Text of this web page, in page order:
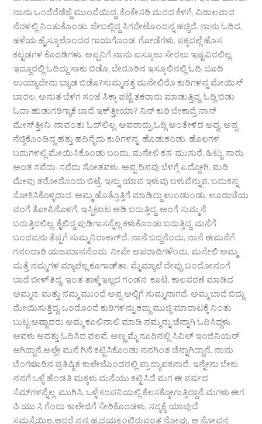
ನಾನು ಒಂದೆರೆಡೆಜ್ಜೆ ಮುಂದೆಯಿದ್ದ, ಕೆಂಕೇಸರಿ ಮರದ ಕೆಳಗೆ, ವಿಶಾಲವಾದ
ನೆರಳಲ್ಲಿ ನಿಂತುಕೊಂಡು. ಜೇಬಲ್ಲಿದ್ದ ಸಿಗರೇಟೊಂದನ್ನ ಹಚ್ಚಿದೆ. ನಾನು ಓದಿದ,
ಹಳೆಯ ಹೈಸ್ಕೂಲೊಂದರ ಗಾಯಗೊಂಡ ಗೋಡೆಗಳು, ಪಕ್ಕದಲ್ಲೆ ಹೊಸ
ಕಟ್ಟಡಗಳ ಕೊಠಡಿಗಳು. ಅಪ್ಪನಿಗೆ ನಾನು ಐಸ್ಕೂಲು ಸೇರಲು ಇಷ್ಟವಿರಲಿಲ್ಲ,
ಇದ್ದೂರಲ್ಲಿ ಓದಿದ್ದು ಸಾಕು ಬಿಡೊ, ಬೇರೂರಿನ ಇಸ್ಕೂಲಿನಲ್ಲಿ ಓದಿ, ಬೂದಿ
ಉಯ್ಯಾದೇನು ಬ್ಯಾಡ ಬಿಡೊ?ಸುಮ್ಮನತ್ತ ಮನೇಲಿರೊ ಕುರಿಗಳನ್ನ ಮೇಯಿಸ್
ಬಾರಲ, ಅನುತ ಬೆಳಗ ಸಂಜೆ ಸಿಕ್ಕಾ ಪಟ್ಟೆ ತಕರಾರು ಮಾಡುತ್ತಿದ್ದ, ಓದ್ಲಿ ಬಿಡು
ಓದಾ ಹುಡುಗರಿಗ್ಯಾಕೆ ಬಾದೆ ಇಕ್‌ತ್ತೀಯಾ? ನಿನ್ ಕುರಿ ಬೇಕಾದ್ರೆ ನಾನ್
ಮೇಸ್‌ತ್ತೀನಿ. ನಾವಂತು ಓದ್‌ಲಿಲ್ಲ, ಅವರಾದ್ರು ಓದ್ಲಿ ಅಂತೇಳಿದ ಅವ್ವ. ಅಪ್ಪ
ನೆಚ್ಚಿಕೊಂಡಿದ್ದ ಹತ್ತು ಹದಿನೈದು ಕುರಿಗಳನ್ನ ಹೊಡುಕಂಡು. ಹೊಲಗಳ
ಬದುಗಳಲ್ಲಿ ಮೇಯಿಸಿಕೊಂಡು ಬಂದು, ಮನೇಲಿ ಕಸ-ಮುಸುರೆ, ಹಿಟ್ಟು ಸಾರು,
ಅಂತ ಸವೆದು-ಸವೆದು ಸೋತವಳು. ಅಪ್ಪ ದಿನವು ಬೆಳಗ್ಗೆ ಎದ್ದೋಗಿ, ಮರಿ
ಮೇವು ತರೋದೊಂದು ಬಿಟ್ರೆ. ಇನ್ನು ಯಾವ ಇಳುವು ಬಳುವೆನ್ನುವ, ಬದುಕನ್ನ
ಸೋಕಿಸಿಕೊಳ್ಳದಾದ. ಅಮ್ಮ ಹೊತ್ತೊತ್ತಿಗೆ ಮಾಡಿದ್ದು ಉಂಡುಂಡು, ಊರಾಚೆಯ
ವಂಗೆ ತೋಪಿನೊಳಗೆ, ಇಸ್ಪಿಟಾಟ ಆಡಿ ಬರುತ್ತಿದ್ದ. ಅಂಗೆ ಸುಮ್ಮನೆ
ಬರುತ್ತಿರಲಿಲ್ಲ. ಕೈಲಿದ್ದ ಪುಡಿಗಾಸನ್ನೆಲ್ಲ ಕಳುಕೊಂಡು ಬರುತ್ತಿದ್ದ, ಮನೆಗೆ
ಬಂದವನು ತೆಪ್ಪಗೆ ಸುಮ್ಮನಿರಾಕಾಗ್‌ದೆ. ನಾನೆ ಬದ್ದನೆಂದು, ನಾನೆ ಈಮನೆಗೆ
ಗನಂದಾರಿ ಯಜಮಾನನೆಂದು. ನೀವೇ ಅಪರಾದಿಗಳೆಂದು, ಮನೇಲಿ ಅಮ್ಮ
ಮತ್ತೆ ನಮ್ಮಗಳ ಮ್ಯಾಲೆಲ್ಲ ಕೂಗಾಡ್‌ತಾ. ಮೈಮ್ಯಾಲೆ ದೇವ್ರು ಬಂದೋನಂಗೆ
ಬಾದೆ ಬೀಳ್‌ತಿದ್ದ. ಇಂತ ತಾಳ್ಮೆ ಇಲ್ಲದ ಗಂಡನ ಕೂಟೆ. ಕಾಲವರಣೆ ಮಾಡಿದ
ಅಮ್ಮನ. ಮತ್ತು ನಮ್ಮ ಮುಂದೆ ಅಪ್ಪ ಅಲ್ಲಿಗೆ ಸುಮ್ಮನಾಗದೆ. ಅಮ್ಮ ಬಾದೆ ಬಿದ್ದು
ಮೇಯಿಸುತ್ತಿದ್ದ. ಒಂದೊಂದೆ ಕುರಿಗಳನ್ನು ಕದ್ದು ಮುಚ್ಚಿ ಮಾರಾಟಕ್ಕೆ ನಿಂತು
ಬುಟ್ಟ.ಅಷ್ಟಾದರು ಅಮ್ಮ ಕೂಲಿನಾಲಿ ಮಾಡಿ ನಮ್ಮನ್ನು ಚೆನ್ನಾಗಿ ಓದಿಸಿದ್ದಳು.
ಅವಳು ಆವತ್ತು ಓದಿಸಿದ ಫಲವೆ, ಅಣ್ಣ ಮೈಸೂರಿನಲ್ಲಿ ಸಿವಿಲ್ ಇಂಜಿನಿಯರ್
ಆಗಿದ್ದಾನೆ.ಅಲ್ಲೇ ಮನೆ ಗಿನೆ ಕಟ್ಟಿಸಿಕೊಂಡು ನನಗಿಂತ ಚೆನ್ನಾಗಿದ್ದಾನೆ. ನಾನು
ಬೆಂಗಳೂರಿನ ಪ್ರತಿಷ್ಠಿತ ಕಾಲೇಜೊಂದರಲ್ಲಿ ಪ್ರಾದ್ಯಾಪಕನಾದೆ. ಇನ್ನೇನು ಬೇಕು
ನನಗೆ ಒಳ್ಳೆ ಹೆಂಡತಿ ಮಕ್ಕಳು ಮನೆಯು ಕಟ್ಟಿಸಿದೆ ಮಗ ಈ ವರ್ಷದ
ಸೆಮ್‌ಗಳನ್ನೆಲ್ಲ ಮುಗಿಸಿ, ಒಳ್ಳೆ ಕಂಪನಿಯಲ್ಲಿ ಕೆಲಸಕ್ಕೋಗುತ್ತಿದ್ದಾನೆ.ಮಗಳು ಈಗ
ಪಿ ಯು ಸಿ ಗೆಂದು ಕಾಲೇಜಿಗೆ ಸೇರಿಕೊಂಡಳು, ಸದ್ಯಕ್ಕೆ ಯಾವುದೆ